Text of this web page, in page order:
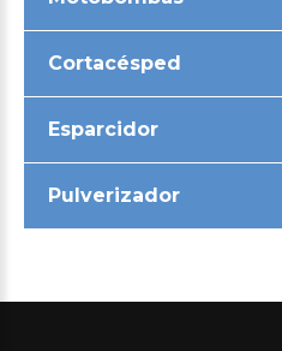
Cortacésped
Esparcidor
Pulverizador